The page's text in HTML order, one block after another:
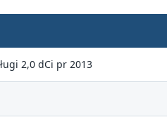
2,0 dCi pr 2013